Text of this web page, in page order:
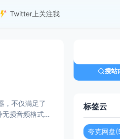
Twitter上关注我
损音频格式，
搜站
标签云
夸克网盘